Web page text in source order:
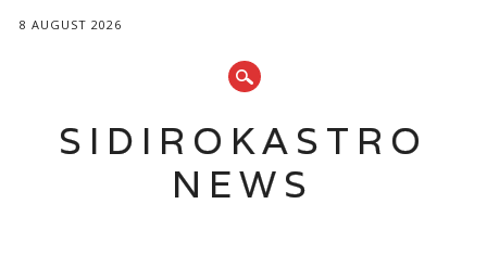
8 AUGUST 2026
SIDIROKASTRO
NEWS